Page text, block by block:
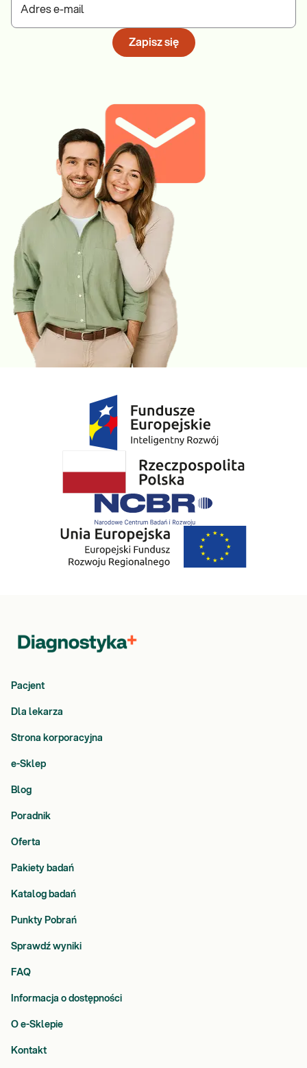
Adres e-mail
Zapisz się
Pacjent
Dla lekarza
Strona korporacyjna
e-Sklep
Blog
Poradnik
Oferta
Pakiety badań
Katalog badań
Punkty Pobrań
Sprawdź wyniki
FAQ
Informacja o dostępności
O e-Sklepie
Kontakt